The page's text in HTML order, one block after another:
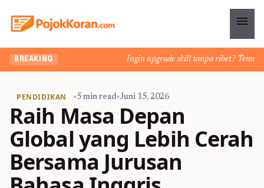
menu
BREAKING Ingin upgrade skill tanpa ribet? Temukan
PENDIDIKAN •5 min read•Juni 15, 2026
Raih Masa Depan
Global yang Lebih Cerah
Bersama Jurusan